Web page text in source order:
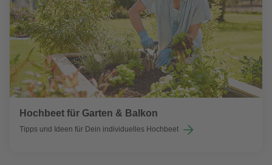
Hochbeet für Garten & Balkon
Tipps und Ideen für Dein individuelles Hochbeet